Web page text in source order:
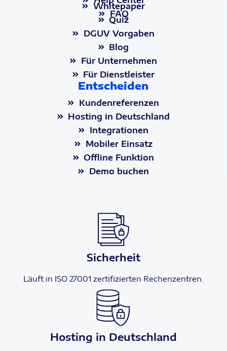
FAQ
Whitepaper
Quiz
DGUV Vorgaben
Blog
Für Unternehmen
Für Dienstleister
Entscheiden
Kundenreferenzen
Hosting in Deutschland
Integrationen
Mobiler Einsatz
Offline Funktion
Demo buchen
Sicherheit
Läuft in ISO 27001 zertifizierten Rechenzentren.
Hosting in Deutschland